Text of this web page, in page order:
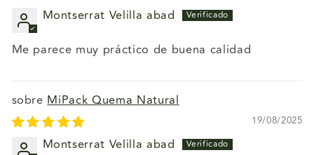
Montserrat Velilla abad
Me parece muy práctico de buena calidad
MiPack Quema Natural
19/08/2025
Montserrat Velilla abad